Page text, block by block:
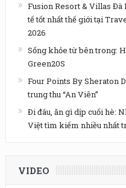
Fusion Resort & Villas Đà
tế tốt nhất thế giới tại
2026
Sống khỏe từ bên trong:
Green20S
Four Points By Sheraton
trung thu “An Viên”
Đi đâu, ăn gì dịp cuối hè:
Việt tìm kiếm nhiều nhất
VIDEO